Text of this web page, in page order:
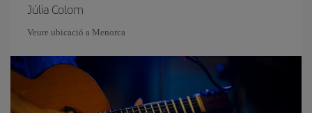
Júlia Colom
Veure ubicació a Menorca